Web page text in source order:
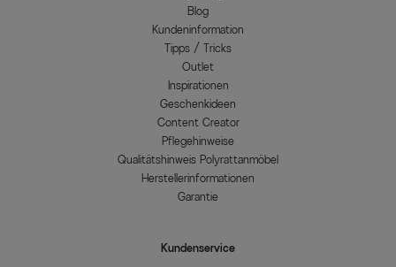
Blog
Kundeninformation
Tipps / Tricks
Outlet
Inspirationen
Geschenkideen
Content Creator
Pflegehinweise
Qualitätshinweis Polyrattanmöbel
Herstellerinformationen
Garantie
Kundenservice